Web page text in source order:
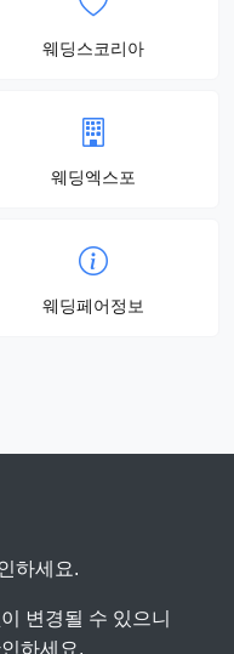
웨딩스코리아
웨딩엑스포
웨딩페어정보
하세요.
변경될 수 있으니
하세요.